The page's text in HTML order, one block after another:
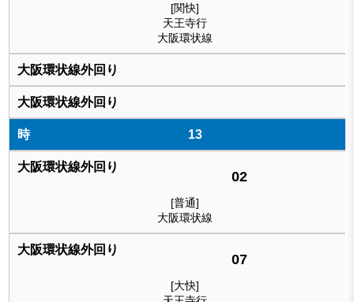
[関快]
天王寺行
大阪環状線
13
02
[普通]
大阪環状線
07
[大快]